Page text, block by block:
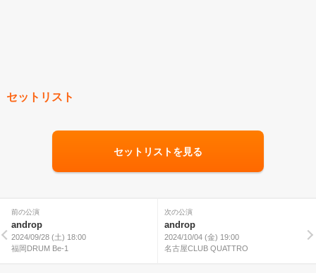
セットリスト
セットリストを見る
前の公演
androp
2024/09/28 (土) 18:00
福岡DRUM Be-1
次の公演
androp
2024/10/04 (金) 19:00
名古屋CLUB QUATTRO